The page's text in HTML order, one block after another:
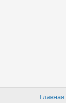
Главная